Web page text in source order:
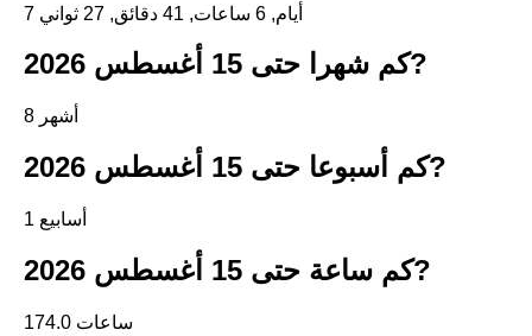
7 أيام, 6 ساعات, 41 دقائق, 27 ثواني
كم شهرا حتى 15 أغسطس 2026?
8 أشهر
كم أسبوعا حتى 15 أغسطس 2026?
1 أسابيع
كم ساعة حتى 15 أغسطس 2026?
174.0 ساعات